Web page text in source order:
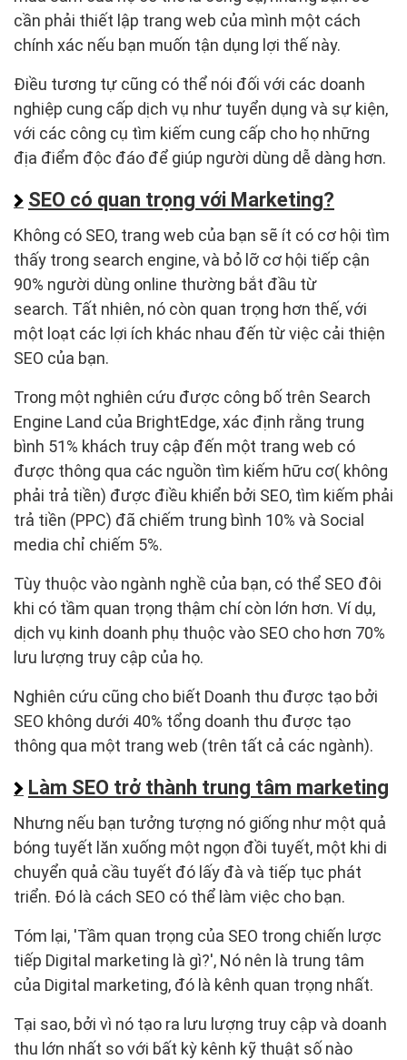
cần phải thiết lập trang web của mình một cách
chính xác nếu bạn muốn tận dụng lợi thế này.
Điều tương tự cũng có thể nói đối với các doanh
nghiệp cung cấp dịch vụ như tuyển dụng và sự kiện,
với các công cụ tìm kiếm cung cấp cho họ những
địa điểm độc đáo để giúp người dùng dễ dàng hơn.
SEO có quan trọng với Marketing?
Không có SEO, trang web của bạn sẽ ít có cơ hội tìm
thấy trong search engine, và bỏ lỡ cơ hội tiếp cận
90% người dùng online thường bắt đầu từ
search. Tất nhiên, nó còn quan trọng hơn thế, với
một loạt các lợi ích khác nhau đến từ việc cải thiện
SEO của bạn.
Trong một nghiên cứu được công bố trên Search
Engine Land của BrightEdge, xác định rằng trung
bình 51% khách truy cập đến một trang web có
được thông qua các nguồn tìm kiếm hữu cơ( không
phải trả tiền) được điều khiển bởi SEO, tìm kiếm phải
trả tiền (PPC) đã chiếm trung bình 10% và Social
media chỉ chiếm 5%.
Tùy thuộc vào ngành nghề của bạn, có thể SEO đôi
khi có tầm quan trọng thậm chí còn lớn hơn. Ví dụ,
dịch vụ kinh doanh phụ thuộc vào SEO cho hơn 70%
lưu lượng truy cập của họ.
Nghiên cứu cũng cho biết Doanh thu được tạo bởi
SEO không dưới 40% tổng doanh thu được tạo
thông qua một trang web (trên tất cả các ngành).
Làm SEO trở thành trung tâm marketing
Nhưng nếu bạn tưởng tượng nó giống như một quả
bóng tuyết lăn xuống một ngọn đồi tuyết, một khi di
chuyển quả cầu tuyết đó lấy đà và tiếp tục phát
triển. Đó là cách SEO có thể làm việc cho bạn.
Tóm lại, 'Tầm quan trọng của SEO trong chiến lược
tiếp Digital marketing là gì?', Nó nên là trung tâm
của Digital marketing, đó là kênh quan trọng nhất.
Tại sao, bởi vì nó tạo ra lưu lượng truy cập và doanh
thu lớn nhất so với bất kỳ kênh kỹ thuật số nào